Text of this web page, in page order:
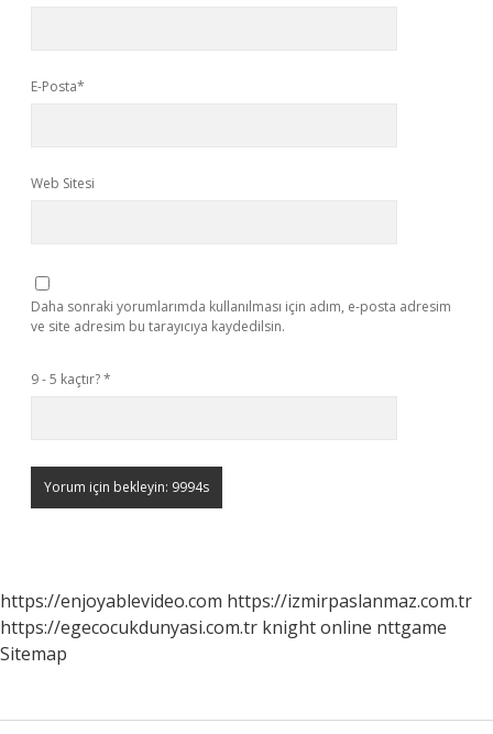
E-Posta*
Web Sitesi
Daha sonraki yorumlarımda kullanılması için adım, e-posta adresim
ve site adresim bu tarayıcıya kaydedilsin.
9 - 5 kaçtır?*
https://enjoyablevideo.com https://izmirpaslanmaz.com.tr
https://egecocukdunyasi.com.tr knight online nttgame
Sitemap